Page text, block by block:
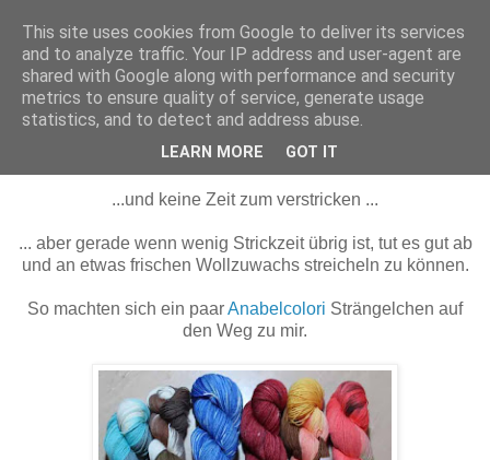
Maschenerie
27.01.2012
Wollnachschub...
...und keine Zeit zum verstricken ...
... aber gerade wenn wenig Strickzeit übrig ist, tut es gut ab
und an etwas frischen Wollzuwachs streicheln zu können.
So machten sich ein paarAnabelcolori Strängelchen auf
den Weg zu mir.
This site uses cookies from Google to deliver its services
and to analyze traffic. Your IP address and user-agent are
shared with Google along with performance and security
metrics to ensure quality of service, generate usage
statistics, and to detect and address abuse.
LEARN MORE GOT IT